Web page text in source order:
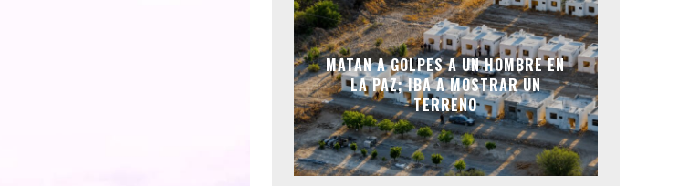
MATAN A GOLPES A UN HOMBRE EN
LA PAZ; IBA A MOSTRAR UN
TERRENO